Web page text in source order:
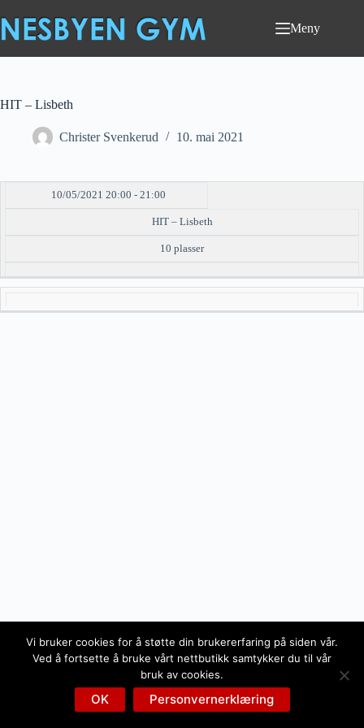
til
innholdet
Meny
HIT – Lisbeth
Christer Svenkerud 10. mai 2021
DATO/TID EVENT TILGJENGELIGHET
10/05/2021 20:00 - 21:00
HIT – Lisbeth
10 plasser
Vi bruker cookies for å støtte din brukererfaring på siden vår.
Ved å fortsette å bruke vårt nettbutikk samtykker du til vår
bruk av cookies.
OK Personvernerklæring